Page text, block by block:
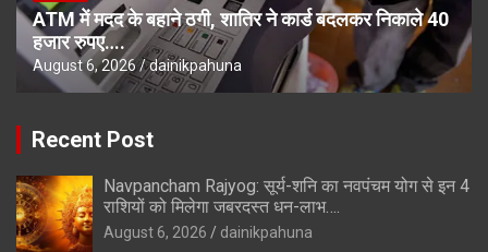
ATM में मदद के बहाने ठगी, शातिर ने कार्ड बदलकर निकाले 40
हजार रुपए….
August 6, 2026 dainikpahuna
Recent Post
Navpancham Rajyog: सूर्य-शनि का नवपंचम योग से इन 4
राशियों को मिलेगा जबरदस्त धन-लाभ….
August 6, 2026 dainikpahuna